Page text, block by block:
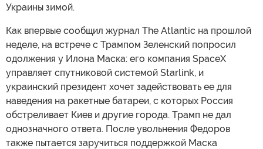
Украины зимой.
Как впервые сообщил журнал The Atlantic на прошлой
неделе, на встрече с Трампом Зеленский попросил
одолжения у Илона Маска: его компания SpaceX
управляет спутниковой системой Starlink, и
украинский президент хочет задействовать ее для
наведения на ракетные батареи, с которых Россия
обстреливает Киев и другие города. Трамп не дал
однозначного ответа. После увольнения Федоров
также пытается заручиться поддержкой Маска